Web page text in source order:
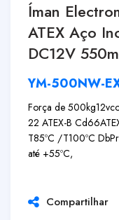
Íman
ATEX Aço
DC12V
YM-500NW-
Força de 500kg12v
22 ATEX-B Cd66
T85ºC /T100ºC Db
até +55ºC,
Compartilhar